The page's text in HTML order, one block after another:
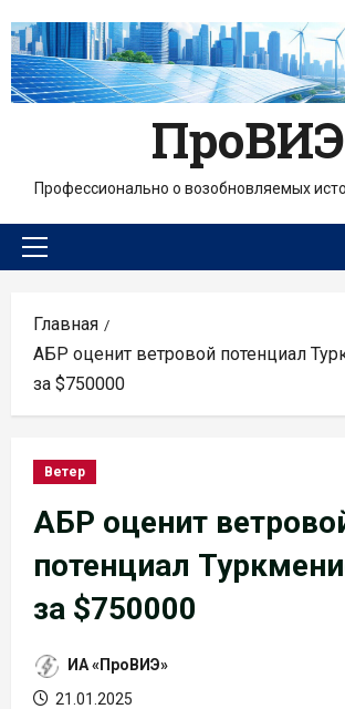
содержимому
ПроВИЭ
Профессионально о возобновляемых
Основное
Главная
АБР оценит ветровой потенциал
за $750000
Ветер
АБР оценит
потенциал
за $750000
ИА «ПроВИЭ»
21.01.2025